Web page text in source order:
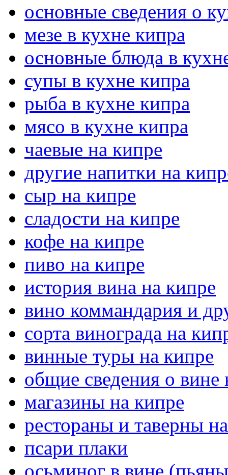
основные сведения о
мезе в кухне кипра
основные блюда в
супы в кухне кипра
рыба в кухне кипра
мясо в кухне кипра
чаевые на кипре
другие напитки на
сыр на кипре
сладости на кипре
кофе на кипре
пиво на кипре
история вина на кипре
вино коммандария и
сорта винограда на
винные туры на кипре
общие сведения о вине
магазины на кипре
рестораны и таверны
псари плаки